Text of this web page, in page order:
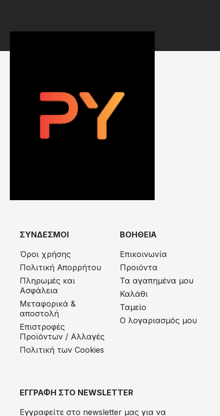
ΣΥΝΔΕΣΜΟΙ
Όροι χρήσης
Πολιτική Απορρήτου
Πληρωμές και
Ασφάλεια
Μεταφορικά &
αποστολή
Eπιστροφές
Προϊόντων / Αλλαγές
Πολιτική των Cookies
ΒΟΗΘΕΙΑ
Επικοινωνία
Προιόντα
Τα αγαπημένα μου
Καλάθι
Ταμείο
Ο λογαριασμός μου
ΕΓΓΡΑΦΗ ΣΤΟ NEWSLETTER
Εγγραφείτε στο newsletter μας για να